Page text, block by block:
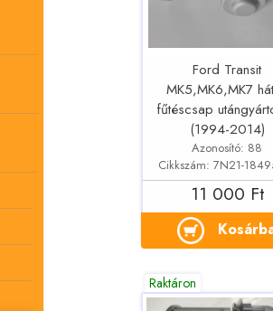
Ford Transit
MK5,MK6,MK7
fűtéscsap
(1994-2014)
Azonosító: 88
Cikkszám: 7N21-
11 000 Ft
Raktáron